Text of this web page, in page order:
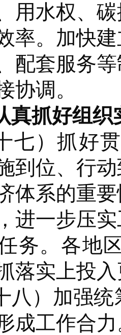
用水权、
率。加快
配套服务
协调。
真抓好组织
七）抓好
到位、行
体系的重
进一步压
务。各地
落实上投
八）加强
成工作合